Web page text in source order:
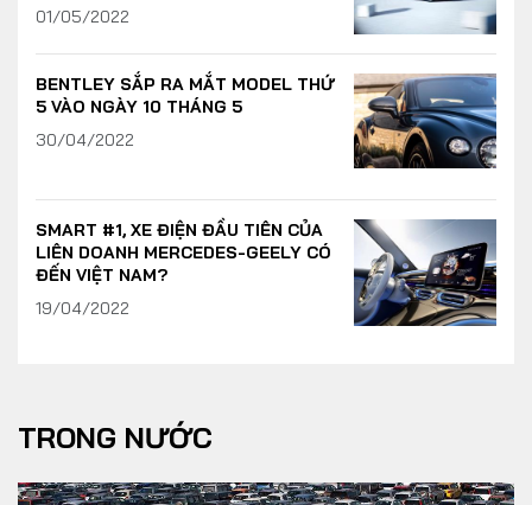
01/05/2022
BENTLEY SẮP RA MẮT MODEL THỨ
5 VÀO NGÀY 10 THÁNG 5
30/04/2022
SMART #1, XE ĐIỆN ĐẦU TIÊN CỦA
LIÊN DOANH MERCEDES-GEELY CÓ
ĐẾN VIỆT NAM?
19/04/2022
TRONG NƯỚC